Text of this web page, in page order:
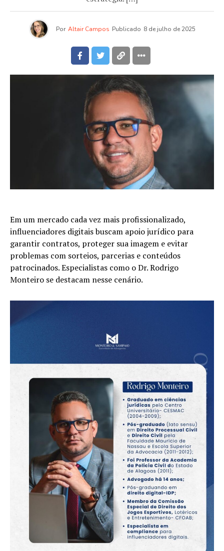
Por Altair Campos Publicado 8 de julho de 2025
Em um mercado cada vez mais profissionalizado,
influenciadores digitais buscam apoio jurídico para
garantir contratos, proteger sua imagem e evitar
problemas com sorteios, parcerias e conteúdos
patrocinados. Especialistas como o Dr. Rodrigo
Monteiro se destacam nesse cenário.